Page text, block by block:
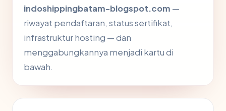
indoshippingbatam-blogspot.com —
riwayat pendaftaran, status sertifikat,
infrastruktur hosting — dan
menggabungkannya menjadi kartu di
bawah.